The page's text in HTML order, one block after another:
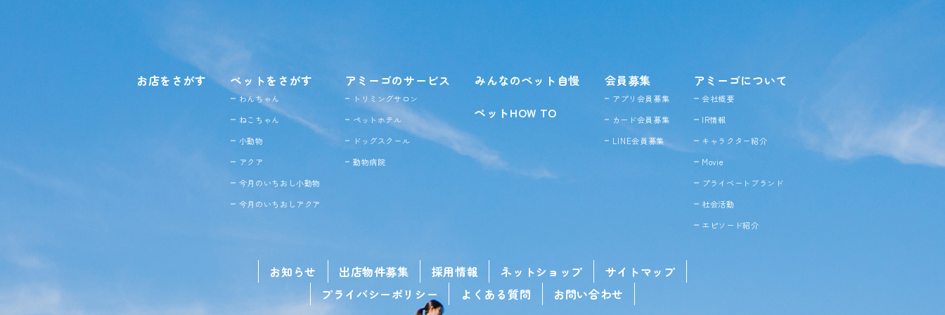
お店をさがす ペットをさがす
わんちゃん
ねこちゃん
小動物
アクア
今月のいちおし小動物
今月のいちおしアクア
アミーゴのサービス
トリミングサロン
ペットホテル
ドッグスクール
動物病院
みんなのペット自慢
ペットHOW TO
会員募集
アプリ会員募集
カード会員募集
LINE会員募集
アミーゴについて
会社概要
IR情報
キャラクター紹介
Movie
プライベートブランド
社会活動
エピソード紹介
お知らせ 出店物件募集 採用情報 ネットショップ
サイトマップ
プライバシーポリシー
よくある質問 お問い合わせ